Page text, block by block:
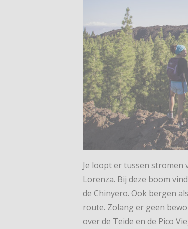
Je loopt er tussen stromen
Lorenza. Bij deze boom
de Chinyero. Ook bergen
route. Zolang er geen
over de Teide en de Pico